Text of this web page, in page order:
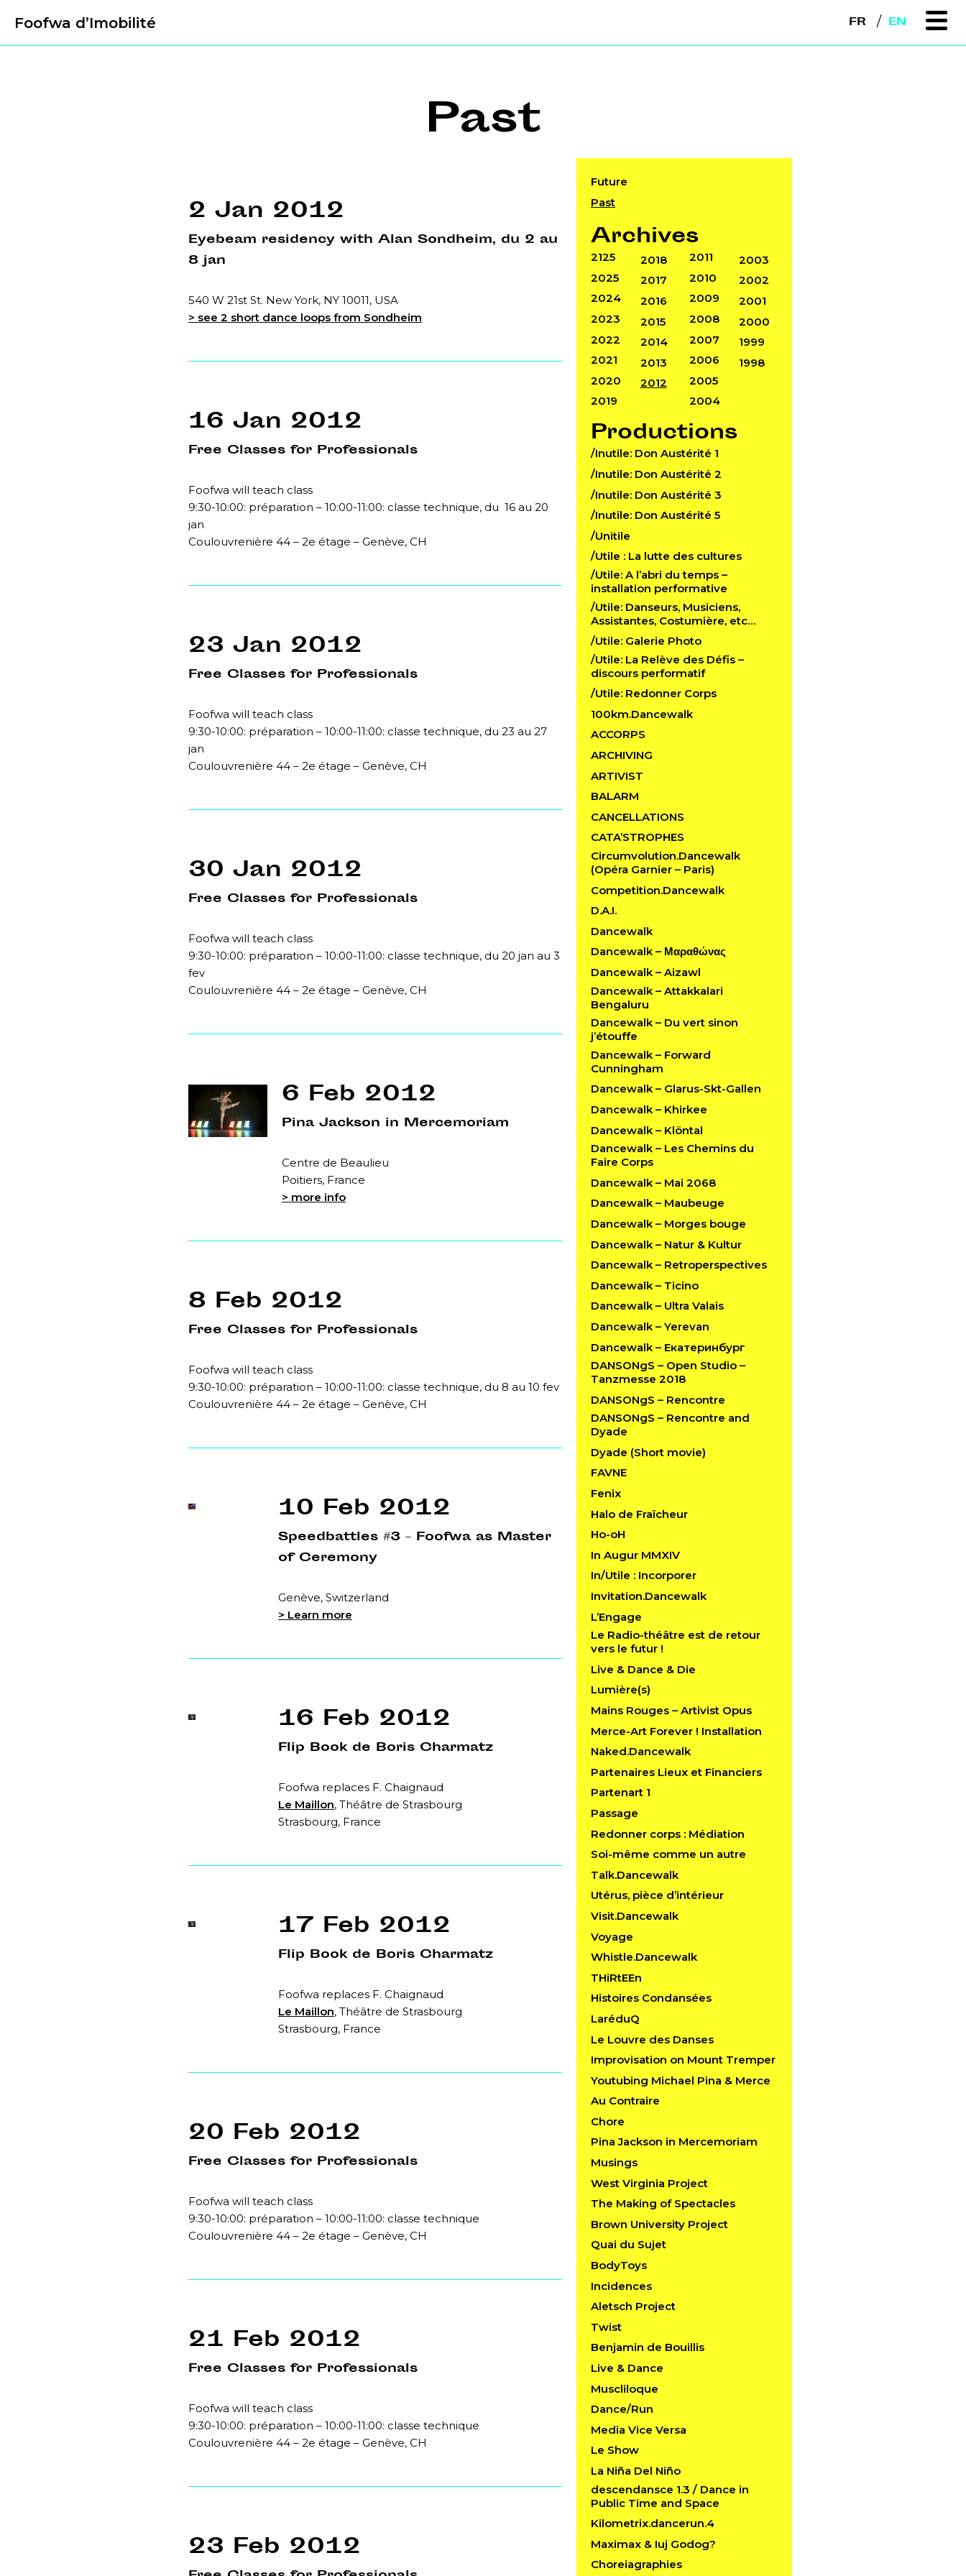
Foofwa d’Imobilité FR EN
Past
Future
Past
Archives
2125
2025
2024
2023
2022
2021
2020
2019
2018
2017
2016
2015
2014
2013
2012
2011
2010
2009
2008
2007
2006
2005
2004
2003
2002
2001
2000
1999
1998
Productions
/Inutile: Don Austérité 1
/Inutile: Don Austérité 2
/Inutile: Don Austérité 3
/Inutile: Don Austérité 5
/Unitile
/Utile : La lutte des cultures
/Utile: A l’abri du temps –
installation performative
/Utile: Danseurs, Musiciens,
Assistantes, Costumière, etc…
/Utile: Galerie Photo
/Utile: La Relève des Défis –
discours performatif
/Utile: Redonner Corps
100km.Dancewalk
ACCORPS
ARCHIVING
ARTIVIST
BALARM
CANCELLATIONS
CATA’STROPHES
Circumvolution.Dancewalk
(Opéra Garnier – Paris)
Competition.Dancewalk
D.A.I.
Dancewalk
Dancewalk – Μαραθώνας
Dancewalk – Aizawl
Dancewalk – Attakkalari
Bengaluru
Dancewalk – Du vert sinon
j’étouffe
Dancewalk – Forward
Cunningham
Dancewalk – Glarus-Skt-Gallen
Dancewalk – Khirkee
Dancewalk – Klöntal
Dancewalk – Les Chemins du
Faire Corps
Dancewalk – Mai 2068
Dancewalk – Maubeuge
Dancewalk – Morges bouge
Dancewalk – Natur & Kultur
Dancewalk – Retroperspectives
Dancewalk – Ticino
Dancewalk – Ultra Valais
Dancewalk – Yerevan
Dancewalk – Екатеринбург
DANSONgS – Open Studio –
Tanzmesse 2018
DANSONgS – Rencontre
DANSONgS – Rencontre and
Dyade
Dyade (Short movie)
FAVNE
Fenix
Halo de Fraîcheur
Ho-oH
In Augur MMXIV
In/Utile : Incorporer
Invitation.Dancewalk
L’Engage
Le Radio-théâtre est de retour
vers le futur !
Live & Dance & Die
Lumière(s)
Mains Rouges – Artivist Opus
Merce-Art Forever ! Installation
Naked.Dancewalk
Partenaires Lieux et Financiers
Partenart 1
Passage
Redonner corps : Médiation
Soi-même comme un autre
Talk.Dancewalk
Utérus, pièce d’intérieur
Visit.Dancewalk
Voyage
Whistle.Dancewalk
THiRtEEn
Histoires Condansées
LaréduQ
Le Louvre des Danses
Improvisation on Mount Tremper
Youtubing Michael Pina & Merce
Au Contraire
Chore
Pina Jackson in Mercemoriam
Musings
West Virginia Project
The Making of Spectacles
Brown University Project
Quai du Sujet
BodyToys
Incidences
Aletsch Project
Twist
Benjamin de Bouillis
Live & Dance
Muscliloque
Dance/Run
Media Vice Versa
Le Show
La Niña Del Niño
descendansce 1.3 / Dance in
Public Time and Space
Kilometrix.dancerun.4
Maximax & Iuj Godog?
Choreiagraphies
2 Jan 2012
Eyebeam residency with Alan Sondheim, du 2 au
8 jan
540 W 21st St. New York, NY 10011, USA
> see 2 short dance loops from Sondheim
16 Jan 2012
Free Classes for Professionals
Foofwa will teach class
9:30-10:00: préparation – 10:00-11:00: classe technique, du 16 au 20
jan
Coulouvrenière 44 – 2e étage – Genève, CH
23 Jan 2012
Free Classes for Professionals
Foofwa will teach class
9:30-10:00: préparation – 10:00-11:00: classe technique, du 23 au 27
jan
Coulouvrenière 44 – 2e étage – Genève, CH
30 Jan 2012
Free Classes for Professionals
Foofwa will teach class
9:30-10:00: préparation – 10:00-11:00: classe technique, du 20 jan au 3
fev
Coulouvrenière 44 – 2e étage – Genève, CH
6 Feb 2012
Pina Jackson in Mercemoriam
Centre de Beaulieu
Poitiers, France
> more info
8 Feb 2012
Free Classes for Professionals
Foofwa will teach class
9:30-10:00: préparation – 10:00-11:00: classe technique, du 8 au 10 fev
Coulouvrenière 44 – 2e étage – Genève, CH
10 Feb 2012
Speedbattles #3 – Foofwa as Master
of Ceremony
Genève, Switzerland
> Learn more
16 Feb 2012
Flip Book de Boris Charmatz
Foofwa replaces F. Chaignaud
Le Maillon, Théâtre de Strasbourg
Strasbourg, France
17 Feb 2012
Flip Book de Boris Charmatz
Foofwa replaces F. Chaignaud
Le Maillon, Théâtre de Strasbourg
Strasbourg, France
20 Feb 2012
Free Classes for Professionals
Foofwa will teach class
9:30-10:00: préparation – 10:00-11:00: classe technique
Coulouvrenière 44 – 2e étage – Genève, CH
21 Feb 2012
Free Classes for Professionals
Foofwa will teach class
9:30-10:00: préparation – 10:00-11:00: classe technique
Coulouvrenière 44 – 2e étage – Genève, CH
23 Feb 2012